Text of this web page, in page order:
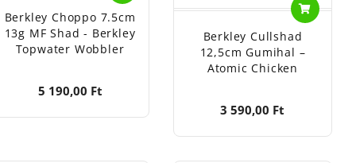
tudományosan tesztelt
zsinórokkal és csalikkal
Berkley Choppo 7.5cm
13g MF Shad - Berkley
Topwater Wobbler
5 190,00 Ft
Berkley Cullshad
12,5cm Gumihal –
Atomic Chicken
3 590,00 Ft